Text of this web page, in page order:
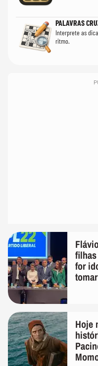
PALAVRAS
Interprete as
ritmo.
for
Hoje